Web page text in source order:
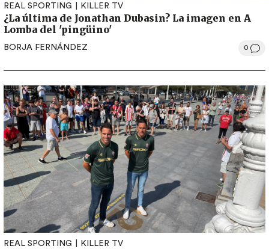
REAL SPORTING KILLER TV
¿La última de Jonathan Dubasin? La imagen en A
Lomba del 'pingüino'
BORJA FERNÁNDEZ 0
REAL SPORTING KILLER TV